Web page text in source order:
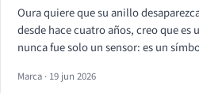
Oura quiere que su anillo
desde hace cuatro años, creo que es
nunca fue solo un sensor: es un
símbolo, apagas a la comunidad que
Marca · 19 jun 2026